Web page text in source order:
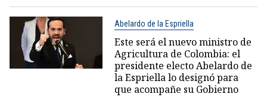
Abelardo de la Espriella
Este será el nuevo ministro de
Agricultura de Colombia: el
presidente electo Abelardo de
la Espriella lo designó para
que acompañe su Gobierno